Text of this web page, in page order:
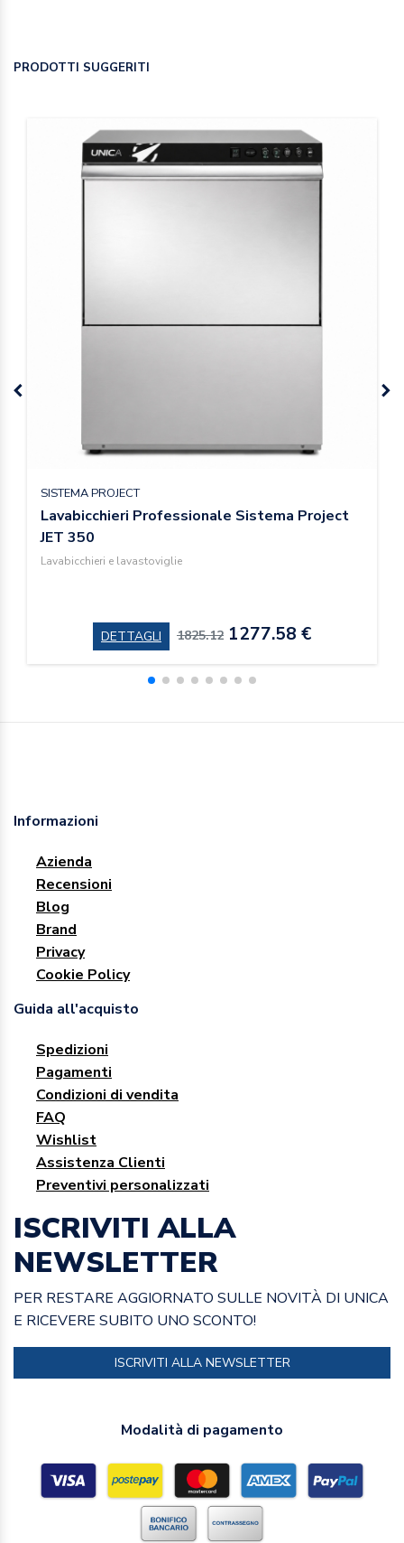
PRODOTTI SUGGERITI
SISTEMA PROJECT
Lavabicchieri Professionale Sistema Project
JET 350
Lavabicchieri e lavastoviglie
DETTAGLI 1825.12 1277.58 €
Informazioni
Azienda
Recensioni
Blog
Brand
Privacy
Cookie Policy
Guida all'acquisto
Spedizioni
Pagamenti
Condizioni di vendita
FAQ
Wishlist
Assistenza Clienti
Preventivi personalizzati
ISCRIVITI ALLA
NEWSLETTER
PER RESTARE AGGIORNATO SULLE NOVITÀ DI UNICA
E RICEVERE SUBITO UNO SCONTO!
ISCRIVITI ALLA NEWSLETTER
Modalità di pagamento